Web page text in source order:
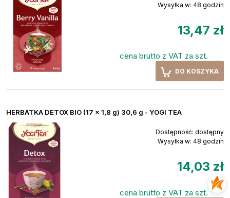
Wysyłka w: 48 godzin
13,47 zł
cena brutto z VAT za szt.
DO KOSZYKA
HERBATKA DETOX BIO (17 x 1,8 g) 30,6 g - YOGI TEA
Dostępność: dostępny
Wysyłka w: 48 godzin
14,03 zł
cena brutto z VAT za szt.